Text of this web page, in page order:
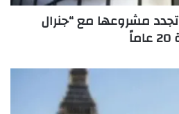
مشروعها مع “جنرال